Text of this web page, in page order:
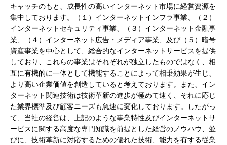
キャッチのもと、成長性の高いインターネット市場に経営資源を
集中しております。（１）インターネットインフラ事業、（２）
インターネットセキュリティ事業、（３）インターネット金融事
業、（４）インターネット広告・メディア事業、及び（５）暗号
資産事業を中心として、総合的なインターネットサービスを提供
しており、これらの事業はそれぞれが独立したものではなく、相
互に有機的に一体として機能することによって相乗効果が生じ、
より高い企業価値を創造していると考えております。また、イン
ターネット関連技術は技術革新の進歩が極めて速く、それに応じ
た業界標準及び顧客ニーズも急速に変化しております。したがっ
て、当社の経営は、上記のような事業特性及びインターネットサ
ービスに関する高度な専門知識を前提とした経営のノウハウ、並
びに、技術革新に対応するための優れた技術、能力を有する従業